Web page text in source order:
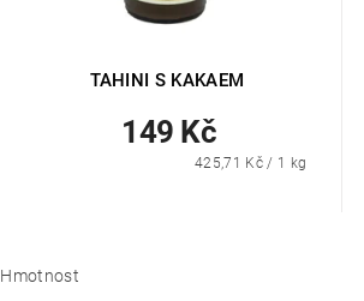
TAHINI S KAKAEM
149 Kč
425,71 Kč / 1 kg
Hmotnost